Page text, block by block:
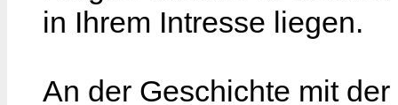
in Ihrem Intresse liegen.
An der Geschichte mit